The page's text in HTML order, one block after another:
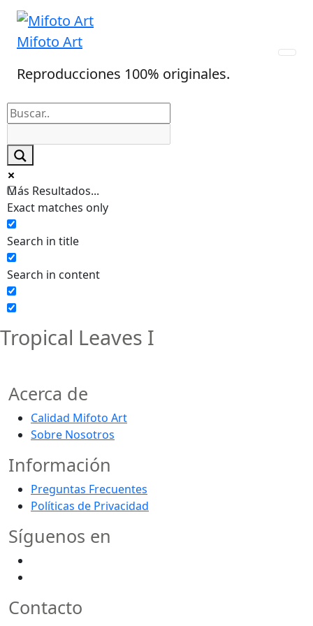
Skip
content
Mifoto Art
Reproducciones 100% originales.
Más Resultados...
Exact matches only
Search in title
Search in content
Tropical Leaves I
Acerca de
Calidad Mifoto Art
Sobre Nosotros
Información
Preguntas Frecuentes
Políticas de Privacidad
Síguenos en
Contacto